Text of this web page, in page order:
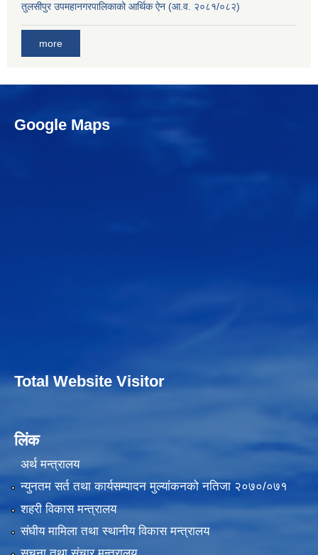
तुलसीपुर उपमहानगरपालिकाको आर्थिक ऐन (आ.व. २०८१/०८२)
more
Google Maps
Total Website Visitor
लिंक
अर्थ मन्त्रालय
न्युनतम सर्त तथा कार्यसम्पादन मुल्यांकनको नतिजा २०७०/०७१
शहरी विकास मन्त्रालय
संघीय मामिला तथा स्थानीय विकास मन्त्रालय